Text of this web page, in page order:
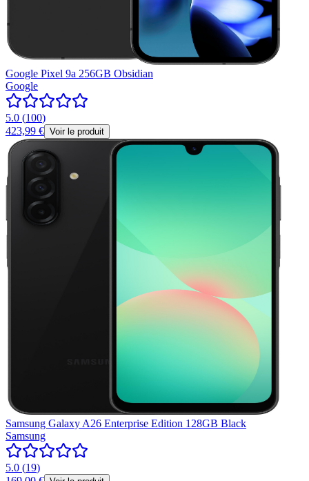
Google Pixel 9a 256GB Obsidian
Google
5.0 (100)
423,99 € Voir le produit
Samsung Galaxy A26 Enterprise Edition 128GB Black
Samsung
5.0 (19)